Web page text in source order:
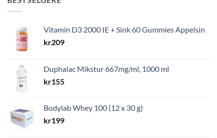
Vitamin D3 2000 IE + Sink 60 Gummies Appelsin
kr209
Duphalac Mikstur 667mg/ml, 1000 ml
kr155
Bodylab Whey 100 (12 x 30 g)
kr199